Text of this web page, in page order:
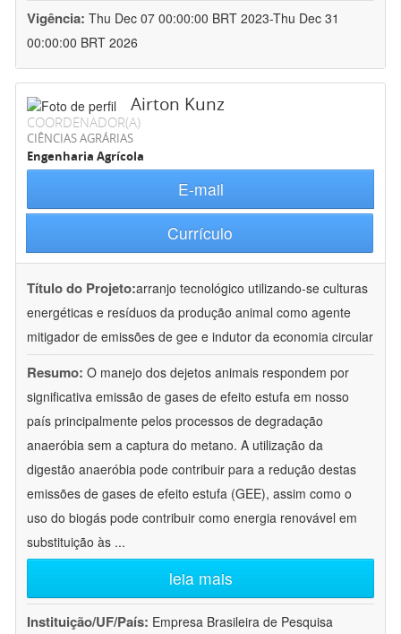
Vigência: Thu Dec 07 00:00:00 BRT 2023-Thu Dec 31
00:00:00 BRT 2026
Airton Kunz
COORDENADOR(A)
CIÊNCIAS AGRÁRIAS
Engenharia Agrícola
E-mail
Currículo
Título do Projeto:arranjo tecnológico utilizando-se culturas
energéticas e resíduos da produção animal como agente
mitigador de emissões de gee e indutor da economia circular
Resumo: O manejo dos dejetos animais respondem por
significativa emissão de gases de efeito estufa em nosso
país principalmente pelos processos de degradação
anaeróbia sem a captura do metano. A utilização da
digestão anaeróbia pode contribuir para a redução destas
emissões de gases de efeito estufa (GEE), assim como o
uso do biogás pode contribuir como energia renovável em
substituição às ...
leia mais
Instituição/UF/País: Empresa Brasileira de Pesquisa